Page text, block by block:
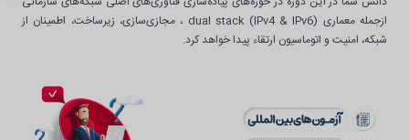
ازجمله معماری dual stack (IPv4 & IPv6) ، مجازی‌سازی، زیرساخت، اطمینان از
شبکه، امنیت و اتوماسیون ارتقاء پیدا خواهد کرد.